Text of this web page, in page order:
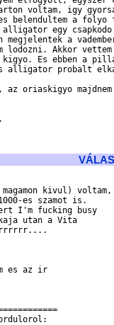
voltam, igy
belendultem a
egy
a
lodozni. Akkor
Es ebben a
alligator probalt
oriaskigyo
kivul) voltam,
es szamot is.
I'm fucking busy
utan a Vita
es az ir